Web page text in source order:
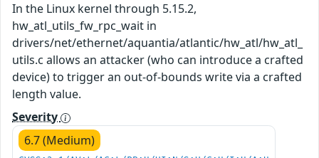
In the Linux kernel through 5.15.2,
hw_atl_utils_fw_rpc_wait in
drivers/net/ethernet/aquantia/atlantic/hw_atl/hw_atl_
utils.c allows an attacker (who can introduce a crafted
device) to trigger an out-of-bounds write via a crafted
length value.
Severity
6.7 (Medium)